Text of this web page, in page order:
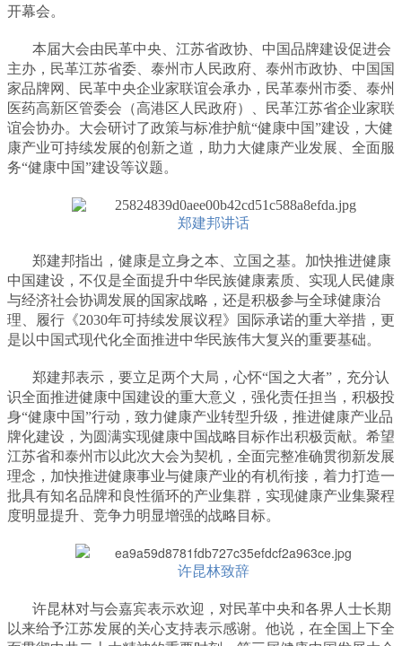
开幕会。
本届大会由民革中央、江苏省政协、中国品牌建设促进会
主办，民革江苏省委、泰州市人民政府、泰州市政协、中国国
家品牌网、民革中央企业家联谊会承办，民革泰州市委、泰州
医药高新区管委会（高港区人民政府）、民革江苏省企业家联
谊会协办。大会研讨了政策与标准护航“健康中国”建设，大健
康产业可持续发展的创新之道，助力大健康产业发展、全面服
务“健康中国”建设等议题。
郑建邦讲话
郑建邦指出，健康是立身之本、立国之基。加快推进健康
中国建设，不仅是全面提升中华民族健康素质、实现人民健康
与经济社会协调发展的国家战略，还是积极参与全球健康治
理、履行《2030年可持续发展议程》国际承诺的重大举措，更
是以中国式现代化全面推进中华民族伟大复兴的重要基础。
郑建邦表示，要立足两个大局，心怀“国之大者”，充分认
识全面推进健康中国建设的重大意义，强化责任担当，积极投
身“健康中国”行动，致力健康产业转型升级，推进健康产业品
牌化建设，为圆满实现健康中国战略目标作出积极贡献。希望
江苏省和泰州市以此次大会为契机，全面完整准确贯彻新发展
理念，加快推进健康事业与健康产业的有机衔接，着力打造一
批具有知名品牌和良性循环的产业集群，实现健康产业集聚程
度明显提升、竞争力明显增强的战略目标。
许昆林致辞
许昆林对与会嘉宾表示欢迎，对民革中央和各界人士长期
以来给予江苏发展的关心支持表示感谢。他说，在全国上下全